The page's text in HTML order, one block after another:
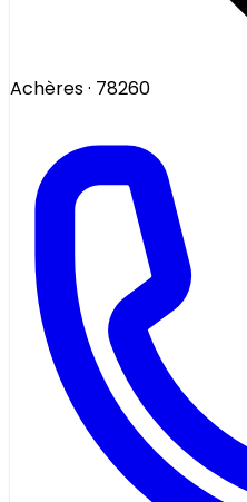
Achères· 78260